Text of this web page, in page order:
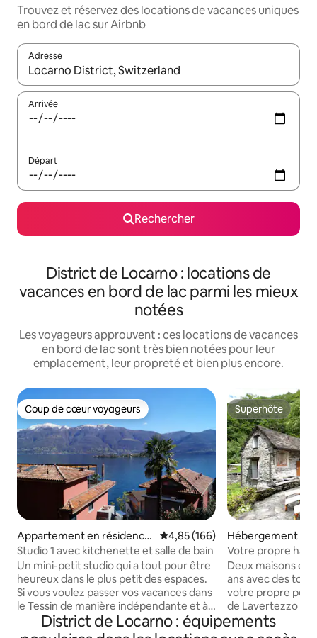
Trouvez et réservez des locations de vacances uniques
en bord de lac sur Airbnb
Adresse
Lorsque les résultats s'affichent, utilisez les flèches vers le
Arrivée
Départ
Rechercher
District de Locarno : locations de
vacances en bord de lac parmi les mieux
notées
Les voyageurs approuvent : ces locations de vacances
en bord de lac sont très bien notées pour leur
emplacement, leur propreté et bien plus encore.
Coup de cœur voyageurs
Coup de cœur voyageurs
Appartement en résidence
⋅ Ronco sopra Ascona
Évaluation moyenne sur la
4,85 (166)
Studio 1 avec kitchenette et salle de bain
Un mini-petit studio qui a tout pour être
heureux dans le plus petit des espaces.
Si vous voulez passer vos vacances dans
le Tessin de manière indépendante et à
moindre coût, vous êtes au bon endroit.
Un point de départ idéal pour découvrir
Superhôte
Superhôte
Hébergement ⋅
Votre propre
Verzasca
Deux maisons en
ans avec des
votre propre petit
de Lavertezzo et
eaux émeraude. Il n'y a personne d'autre
ici. Juste
District de Locarno : équipements